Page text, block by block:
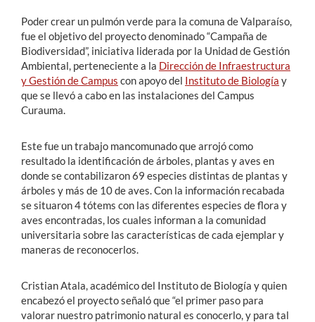
Poder crear un pulmón verde para la comuna de Valparaíso,
fue el objetivo del proyecto denominado “Campaña de
Biodiversidad”, iniciativa liderada por la Unidad de Gestión
Ambiental, perteneciente a la Dirección de Infraestructura
y Gestión de Campus con apoyo del Instituto de Biología y
que se llevó a cabo en las instalaciones del Campus
Curauma.
Este fue un trabajo mancomunado que arrojó como
resultado la identificación de árboles, plantas y aves en
donde se contabilizaron 69 especies distintas de plantas y
árboles y más de 10 de aves. Con la información recabada
se situaron 4 tótems con las diferentes especies de flora y
aves encontradas, los cuales informan a la comunidad
universitaria sobre las características de cada ejemplar y
maneras de reconocerlos.
Cristian Atala, académico del Instituto de Biología y quien
encabezó el proyecto señaló que “el primer paso para
valorar nuestro patrimonio natural es conocerlo, y para tal